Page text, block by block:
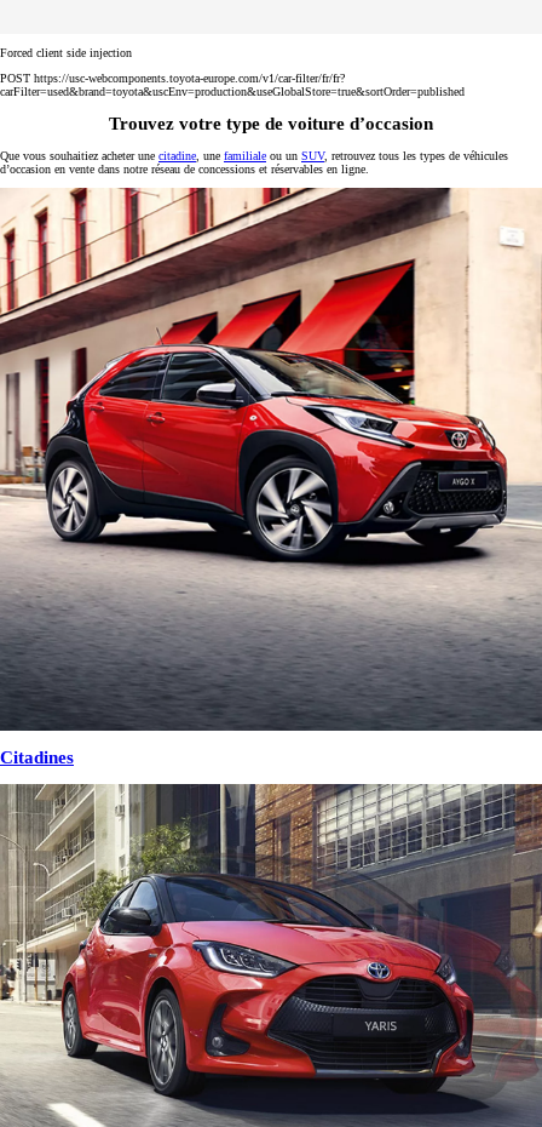
Forced client side injection
POST https://usc-webcomponents.toyota-europe.com/v1/car-filter/fr/fr?
carFilter=used&brand=toyota&uscEnv=production&useGlobalStore=true&sortOrder=published
Trouvez votre type de voiture d’occasion
Que vous souhaitiez acheter une citadine , une familiale ou un SUV, retrouvez tous les types de véhicules
d’occasion en vente dans notre réseau de concessions et réservables en ligne.
Citadines